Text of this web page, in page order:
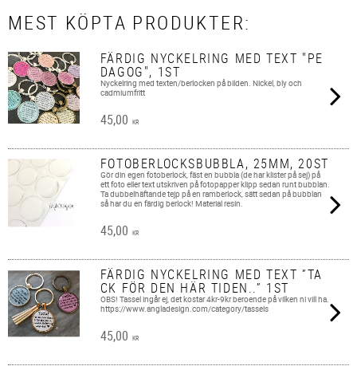
MEST KÖPTA PRODUKTER:
FÄRDIG NYCKELRING MED TEXT "PE
DAGOG", 1ST
Nyckelring med texten/berlocken på bilden. Nickel, bly och
cadmiumfritt
45,00 KR
FOTOBERLOCKSBUBBLA, 25MM, 20ST
Gör din egen fotoberlock, fäst en bubbla (de har klister på sej) på
ett foto eller text utskriven på fotopapper klipp sedan runt bubblan.
Ta dubbelhäftande tejp på en ramberlock, sätt sedan på bubblan
så har du en färdig berlock! Material resin.
45,00 KR
FÄRDIG NYCKELRING MED TEXT ”TA
CK FÖR DEN HÄR TIDEN..” 1ST
OBS! Tassel ingår ej, det kostar 4kr-9kr beroende på vilken ni vill ha.
https://www.angladesign.com/category/tassels
45,00 KR